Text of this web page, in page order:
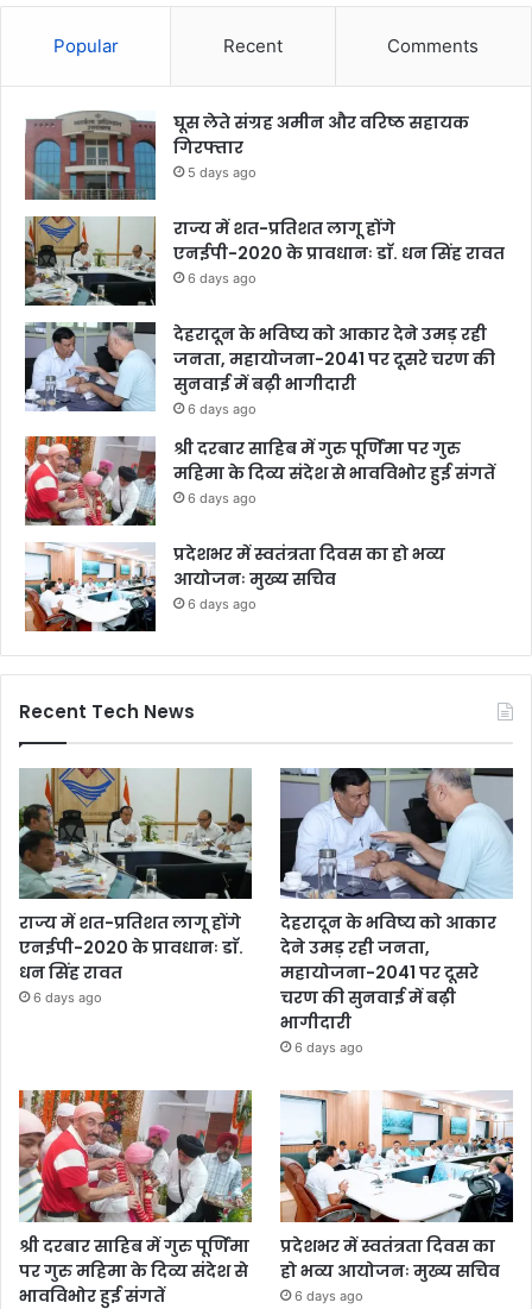
Popular Recent Comments
घूस लेते संग्रह अमीन और वरिष्ठ सहायक
गिरफ्तार
5 days ago
राज्य में शत-प्रतिशत लागू होंगे
एनईपी-2020 के प्रावधानः डाॅ. धन सिंह रावत
6 days ago
देहरादून के भविष्य को आकार देने उमड़ रही
जनता, महायोजना-2041 पर दूसरे चरण की
सुनवाई में बढ़ी भागीदारी
6 days ago
श्री दरबार साहिब में गुरु पूर्णिमा पर गुरु
महिमा के दिव्य संदेश से भावविभोर हुई संगतें
6 days ago
प्रदेशभर में स्वतंत्रता दिवस का हो भव्य
आयोजनः मुख्य सचिव
6 days ago
Recent Tech News
राज्य में शत-प्रतिशत लागू होंगे
एनईपी-2020 के प्रावधानः डाॅ.
धन सिंह रावत
6 days ago
देहरादून के भविष्य को आकार
देने उमड़ रही जनता,
महायोजना-2041 पर दूसरे
चरण की सुनवाई में बढ़ी
भागीदारी
6 days ago
श्री दरबार साहिब में गुरु पूर्णिमा
पर गुरु महिमा के दिव्य संदेश से
भावविभोर हुई संगतें
प्रदेशभर में स्वतंत्रता दिवस का
हो भव्य आयोजनः मुख्य सचिव
6 days ago